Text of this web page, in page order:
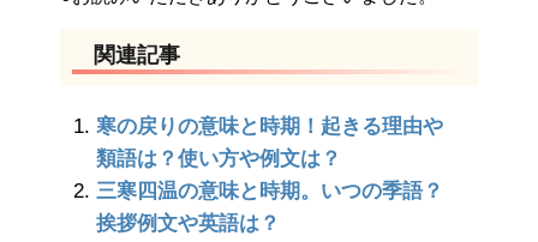
関連記事
寒の戻りの意味と時期！起きる理由や
類語は？使い方や例文は？
三寒四温の意味と時期。いつの季語？
挨拶例文や英語は？